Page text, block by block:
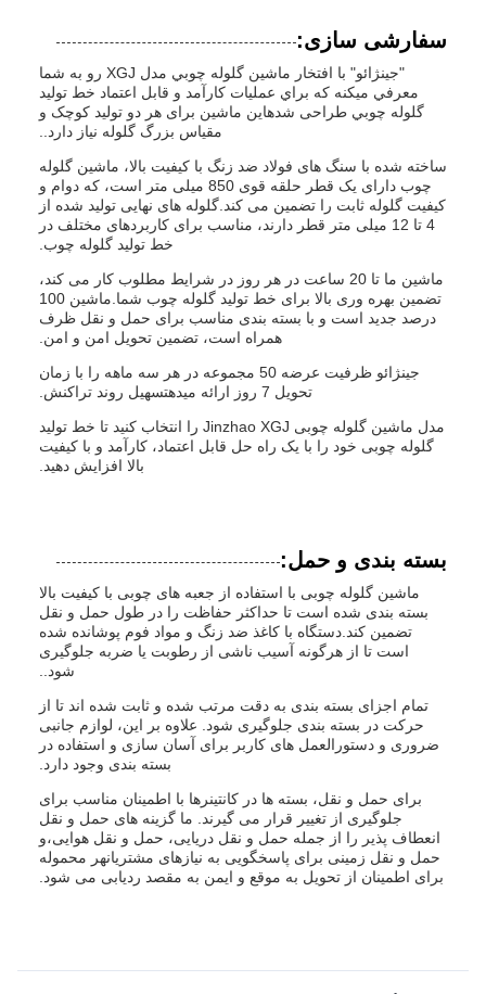
سفارشی سازی:
"جينژائو" با افتخار ماشين گلوله چوبي مدل XGJ رو به شما
معرفي ميکنه که براي عمليات کارآمد و قابل اعتماد خط توليد
گلوله چوبي طراحی شدهاین ماشین برای هر دو تولید کوچک و
مقیاس بزرگ گلوله نیاز دارد..
ساخته شده با سنگ های فولاد ضد زنگ با کیفیت بالا، ماشین گلوله
چوب دارای یک قطر حلقه قوی 850 میلی متر است، که دوام و
کیفیت گلوله ثابت را تضمین می کند.گلوله های نهایی تولید شده از
4 تا 12 میلی متر قطر دارند، مناسب برای کاربردهای مختلف در
خط تولید گلوله چوب.
ماشین ما تا 20 ساعت در هر روز در شرایط مطلوب کار می کند،
تضمین بهره وری بالا برای خط تولید گلوله چوب شما.ماشين 100
درصد جديد است و با بسته بندی مناسب برای حمل و نقل ظرف
همراه است، تضمین تحویل امن و امن.
جينژائو ظرفيت عرضه 50 مجموعه در هر سه ماهه را با زمان
تحویل 7 روز ارائه ميدهتسهیل روند تراکنش.
مدل ماشین گلوله چوبی Jinzhao XGJ را انتخاب کنید تا خط تولید
گلوله چوبی خود را با یک راه حل قابل اعتماد، کارآمد و با کیفیت
بالا افزایش دهید.
بسته بندی و حمل:
ماشین گلوله چوبی با استفاده از جعبه های چوبی با کیفیت بالا
بسته بندی شده است تا حداکثر حفاظت را در طول حمل و نقل
تضمین کند.دستگاه با کاغذ ضد زنگ و مواد فوم پوشانده شده
است تا از هرگونه آسیب ناشی از رطوبت یا ضربه جلوگیری
شود..
تمام اجزای بسته بندی به دقت مرتب شده و ثابت شده اند تا از
حرکت در بسته بندی جلوگیری شود. علاوه بر این، لوازم جانبی
ضروری و دستورالعمل های کاربر برای آسان سازی و استفاده در
بسته بندی وجود دارد.
برای حمل و نقل، بسته ها در کانتینرها با اطمینان مناسب برای
جلوگیری از تغییر قرار می گیرند. ما گزینه های حمل و نقل
انعطاف پذیر را از جمله حمل و نقل دریایی، حمل و نقل هوایی،و
حمل و نقل زمینی برای پاسخگویی به نیازهای مشتریانهر محموله
برای اطمینان از تحویل به موقع و ایمن به مقصد ردیابی می شود.